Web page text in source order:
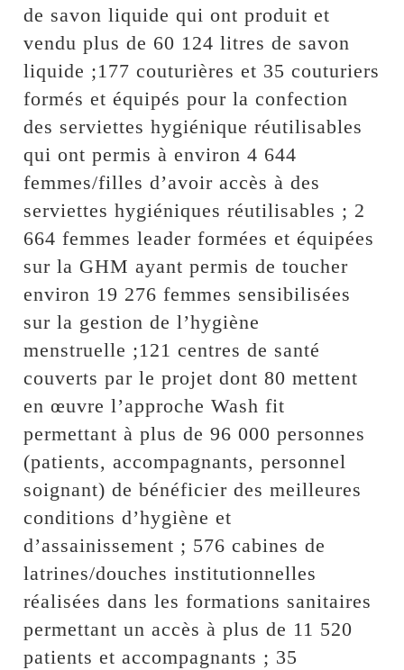
de savon liquide qui ont produit et
vendu plus de 60 124 litres de savon
liquide ;177 couturières et 35 couturiers
formés et équipés pour la confection
des serviettes hygiénique réutilisables
qui ont permis à environ 4 644
femmes/filles d’avoir accès à des
serviettes hygiéniques réutilisables ; 2
664 femmes leader formées et équipées
sur la GHM ayant permis de toucher
environ 19 276 femmes sensibilisées
sur la gestion de l’hygiène
menstruelle ;121 centres de santé
couverts par le projet dont 80 mettent
en œuvre l’approche Wash fit
permettant à plus de 96 000 personnes
(patients, accompagnants, personnel
soignant) de bénéficier des meilleures
conditions d’hygiène et
d’assainissement ; 576 cabines de
latrines/douches institutionnelles
réalisées dans les formations sanitaires
permettant un accès à plus de 11 520
patients et accompagnants ; 35